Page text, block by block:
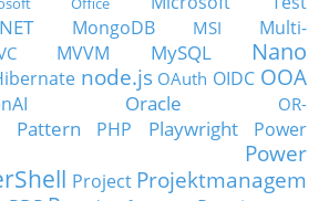
MongoDB MSI
Multi-
MVVM MySQL
Nano
node.js OAuth OIDC OOA
Oracle
OR-
Pattern PHP Playwright
Power
Power
Project Projektmanagem